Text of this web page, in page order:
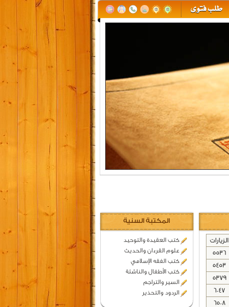
المكتبة السنية
كتب العقيدة والتوحيد
علوم القرءان والحديث
كتب الفقه الإسلامي
كتب الأطفال والناشئة
السير والتراجم
الردود والتحذير
الزيارات
5536
5453
5379
6047
6508